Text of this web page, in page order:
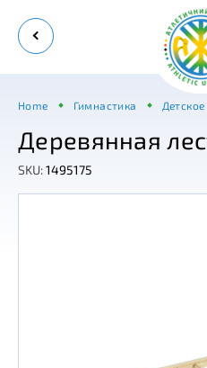
Home Гимнастика
SKU:1495175
Деревянная